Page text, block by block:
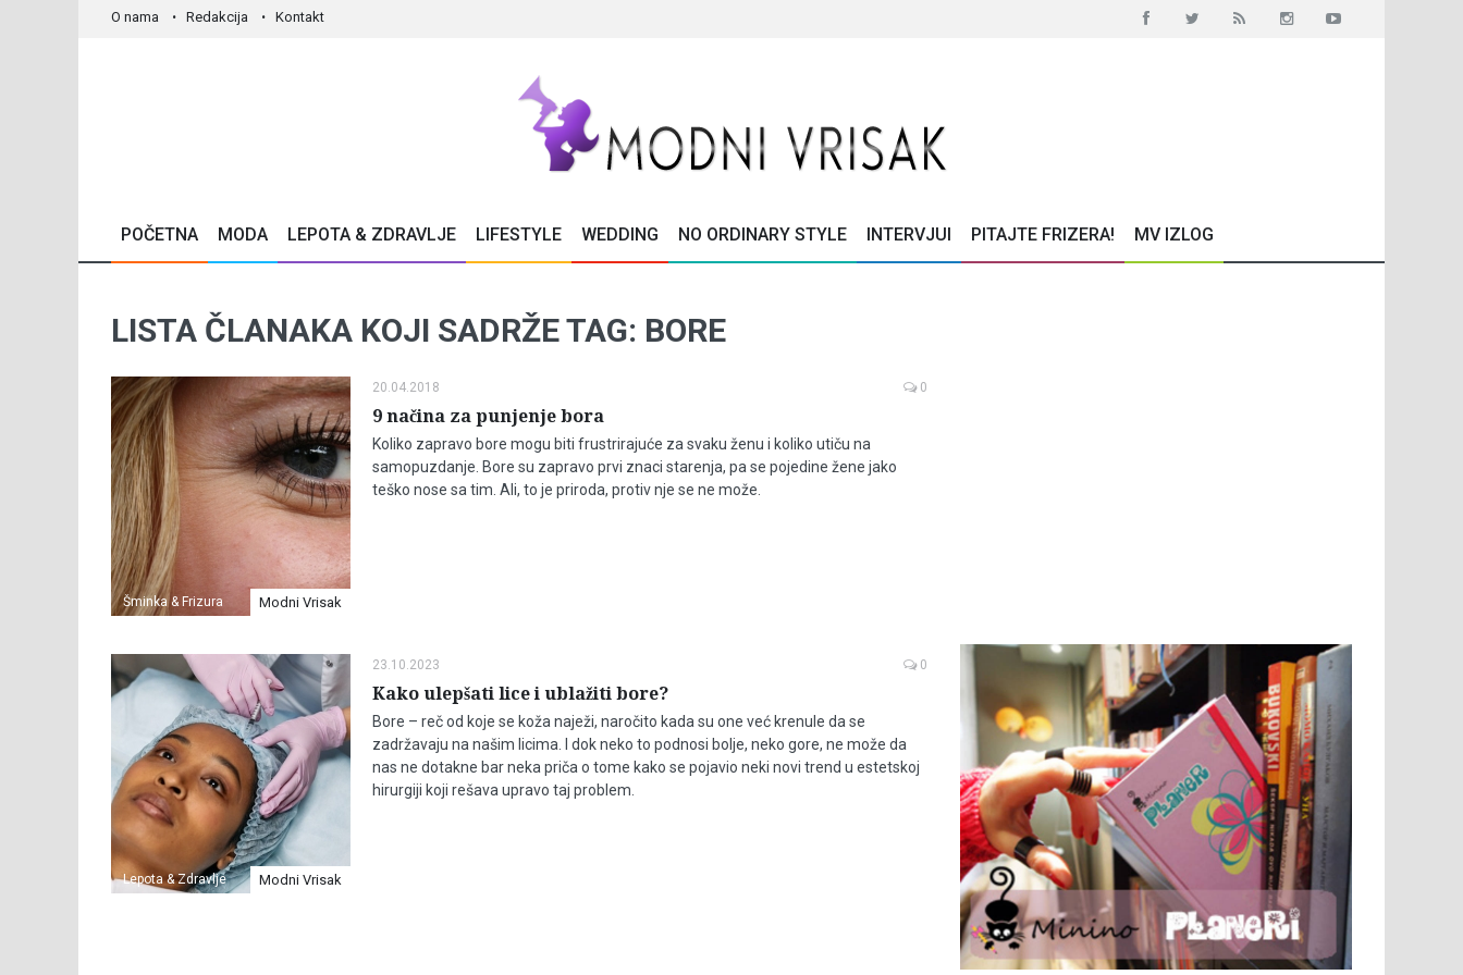
O nama Redakcija Kontakt
POČETNA MODA LEPOTA & ZDRAVLJE LIFESTYLE WEDDING NO ORDINARY STYLE INTERVJUI PITAJTE FRIZERA! MV IZLOG
LISTA ČLANAKA KOJI SADRŽE TAG: BORE
Šminka & Frizura Modni Vrisak
20.04.2018 0
9 načina za punjenje bora
Koliko zapravo bore mogu biti frustrirajuće za svaku ženu i koliko utiču na
samopuzdanje. Bore su zapravo prvi znaci starenja, pa se pojedine žene jako
teško nose sa tim. Ali, to je priroda, protiv nje se ne može.
Lepota & Zdravlje Modni Vrisak
23.10.2023 0
Kako ulepšati lice i ublažiti bore?
Bore – reč od koje se koža naježi, naročito kada su one već krenule da se
zadržavaju na našim licima. I dok neko to podnosi bolje, neko gore, ne može da
nas ne dotakne bar neka priča o tome kako se pojavio neki novi trend u estetskoj
hirurgiji koji rešava upravo taj problem.